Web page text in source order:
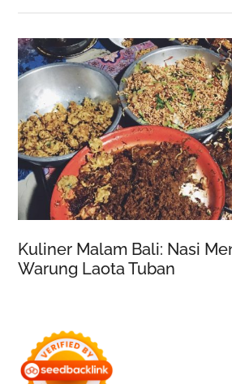
Kuliner Malam Bali: Nasi
Warung Laota Tuban